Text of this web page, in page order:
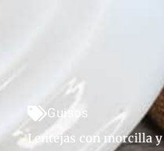
Guisos
Lentejas con morcilla